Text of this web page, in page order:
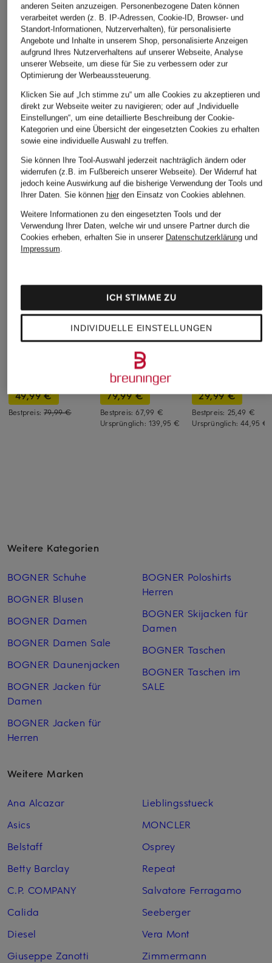
49,99 €
Bestpreis:79,99 €
Hose
79,99 €
Bestpreis:67,99 €
Ursprünglich: 139,95 €
29,99 €
Bestpreis: 25,49 €
Ursprünglich:44,95 €
Weitere Kategorien
BOGNER Schuhe
BOGNER Blusen
BOGNER Damen
BOGNER Damen Sale
BOGNER Daunenjacken
BOGNER Jacken für
Damen
BOGNER Jacken für
Herren
BOGNER Poloshirts
Herren
BOGNER Skijacken für
Damen
BOGNER Taschen
BOGNER Taschen im
SALE
Weitere Marken
Ana Alcazar
Asics
Belstaff
Betty Barclay
C.P. COMPANY
Calida
Diesel
Giuseppe Zanotti
Lieblingsstueck
MONCLER
Osprey
Repeat
Salvatore Ferragamo
Seeberger
Vera Mont
Zimmermann
anderen Seiten anzuzeigen. Personenbezogene Daten können
verarbeitet werden (z. B. IP-Adressen, Cookie-ID, Browser- und
Standort-Informationen, Nutzerverhalten), für personalisierte
Angebote und Inhalte in unserem Shop, personalisierte Anzeigen
aufgrund Ihres Nutzerverhaltens auf unserer Webseite, Analyse
unserer Webseite, um diese für Sie zu verbessern oder zur
Optimierung der Werbeaussteuerung.
Klicken Sie auf „Ich stimme zu“ um alle Cookies zu akzeptieren und
direkt zur Webseite weiter zu navigieren; oder auf „Individuelle
Einstellungen“, um eine detaillierte Beschreibung der Cookie-
Kategorien und eine Übersicht der eingesetzten Cookies zu erhalten
sowie eine individuelle Auswahl zu treffen.
Sie können Ihre Tool-Auswahl jederzeit nachträglich ändern oder
widerrufen (z.B. im Fußbereich unserer Webseite). Der Widerruf hat
jedoch keine Auswirkung auf die bisherige Verwendung der Tools und
Ihrer Daten. Sie können hierden Einsatz von Cookies ablehnen.
Weitere Informationen zu den eingesetzten Tools und der
Verwendung Ihrer Daten, welche wir und unsere Partner durch die
Cookies erheben, erhalten Sie in unserer Datenschutzerklärungund
Impressum.
INDIVIDUELLE EINSTELLUNGEN
ICH STIMME ZU